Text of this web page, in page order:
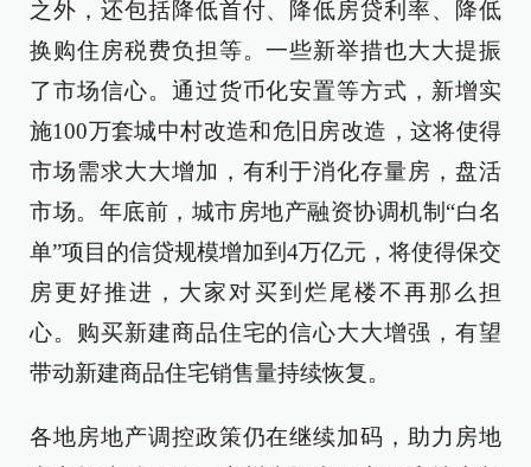
之外，还包括降低首付、降低房贷利率、降低
换购住房税费负担等。一些新举措也大大提振
了市场信心。通过货币化安置等方式，新增实
施100万套城中村改造和危旧房改造，这将使得
市场需求大大增加，有利于消化存量房，盘活
市场。年底前，城市房地产融资协调机制“白名
单”项目的信贷规模增加到4万亿元，将使得保交
房更好推进，大家对买到烂尾楼不再那么担
心。购买新建商品住宅的信心大大增强，有望
带动新建商品住宅销售量持续恢复。
各地房地产调控政策仍在继续加码，助力房地